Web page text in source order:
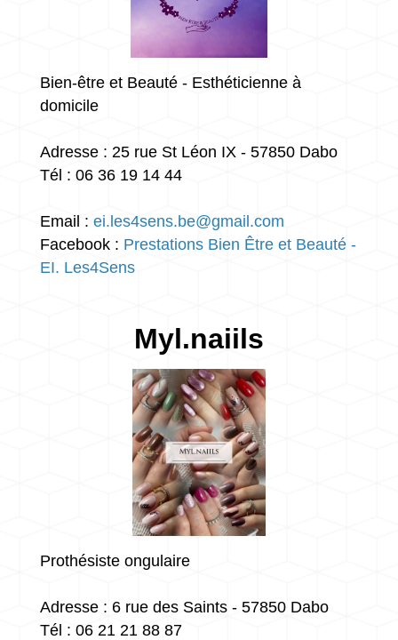
Bien-être et Beauté - Esthéticienne à
domicile
Adresse : 25 rue St Léon IX - 57850 Dabo
Tél : 06 36 19 14 44
Email : ei.les4sens.be@gmail.com
Facebook : Prestations Bien Être et Beauté -
EI. Les4Sens
Myl.naiils
Prothésiste ongulaire
Adresse : 6 rue des Saints - 57850 Dabo
Tél : 06 21 21 88 87